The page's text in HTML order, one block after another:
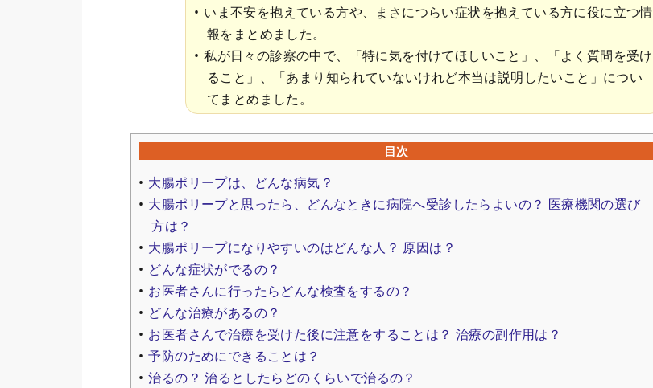
いま不安を抱えている方や、まさにつらい症状を抱えている方に役に立つ情
報をまとめました。
私が日々の診察の中で、「特に気を付けてほしいこと」、「よく質問を受け
ること」、「あまり知られていないけれど本当は説明したいこと」につい
てまとめました。
目次
大腸ポリープは、どんな病気？
大腸ポリープと思ったら、どんなときに病院へ受診したらよいの？ 医療機関の選び
方は？
大腸ポリープになりやすいのはどんな人？ 原因は？
どんな症状がでるの？
お医者さんに行ったらどんな検査をするの？
どんな治療があるの？
お医者さんで治療を受けた後に注意をすることは？ 治療の副作用は？
予防のためにできることは？
治るの？ 治るとしたらどのくらいで治るの？